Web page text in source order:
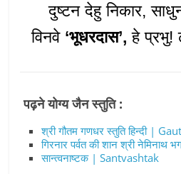
दुष्टन देहु निकार,
विनवे ‘भूधरदास’, हे प्रभु!
पढ़ने योग्य जैन स्तुति :
श्री गौतम गणधर स्तुति हिन्दी |
गिरनार पर्वत की शान श्री नेमिनाथ
सान्त्वनाष्टक | Santvashtak